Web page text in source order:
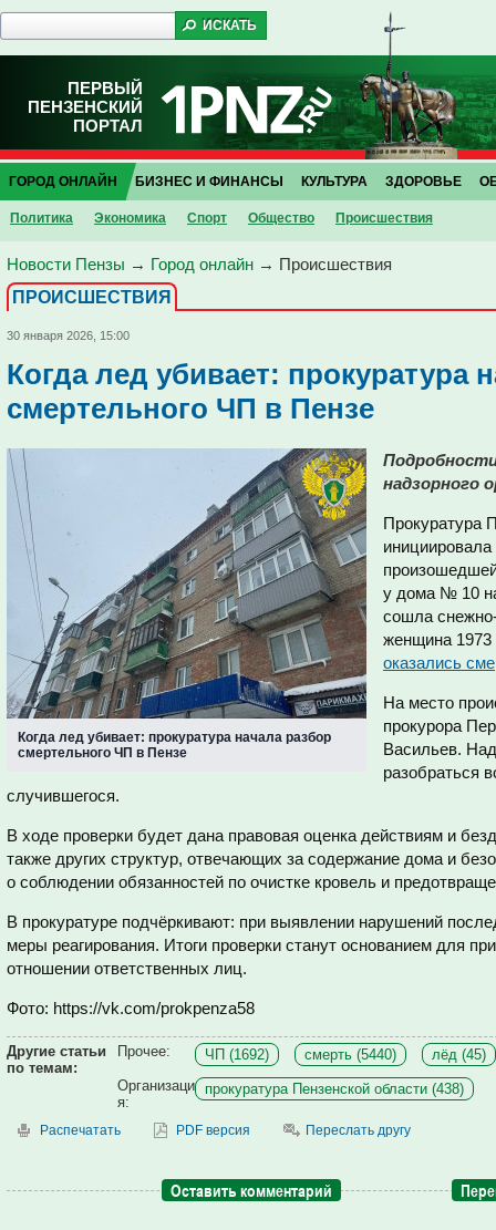
ПЕРВЫЙ
ПЕНЗЕНСКИЙ
ПОРТАЛ
ГОРОД ОНЛАЙН
Политика Экономика Спорт Общество Проиcшествия
БИЗНЕС И ФИНАНСЫ КУЛЬТУРА ЗДОРОВЬЕ
Новости Пензы → Город онлайн → Проиcшествия
ПРОИCШЕСТВИЯ
30 января 2026, 15:00
Когда лед убивает: прокуратура
смертельного ЧП в Пензе
Когда лед убивает: прокуратура начала разбор
смертельного ЧП в Пензе
надзорного
Прокуратура
инициировала
у дома № 10
сошла
женщина 1973
оказались
На место
прокурора
Васильев.
разобраться
случившегося.
В ходе проверки будет дана правовая оценка действиям и
также других структур, отвечающих за содержание дома и
о соблюдении обязанностей по очистке кровель и
В прокуратуре подчёркивают: при выявлении нарушений
меры реагирования. Итоги проверки станут основанием для
отношении ответственных лиц.
Фото: https://vk.com/prokpenza58
Другие статьи
по темам:
Прочее: ЧП (1692) смерть (5440)
лёд (45)
Организаци
я:
прокуратура Пензенской области (438)
Распечатать PDF версия Переслать другу
Оставить комментарий